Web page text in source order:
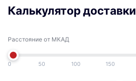
Калькулятор доставки
Расстояние от МКАД
0 50 100 150